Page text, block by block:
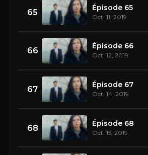
65 Épisode 65
Oct. 11, 2019
66 Épisode 66
Oct. 12, 2019
67 Épisode 67
Oct. 14, 2019
68 Épisode 68
Oct. 15, 2019